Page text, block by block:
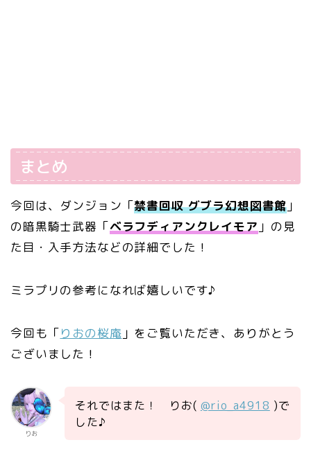
まとめ
今回は、ダンジョン「禁書回収 グブラ幻想図書館 」
の暗黒騎士武器「ベラフディアンクレイモア 」の見
た目・入手方法などの詳細でした！
ミラプリの参考になれば嬉しいです♪
今回も「りおの桜庵 」をご覧いただき、ありがとう
ございました！
りお
それではまた！ りお( @rio_a4918 )で
した♪